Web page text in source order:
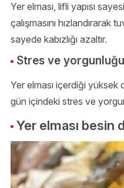
Yer elması, lifli yapısı
çalışmasını hızlandırarak
sayede kabızlığı azaltır.
Stres ve
Yer elması içerdiği
gün içindeki stres ve
Yer elması besin